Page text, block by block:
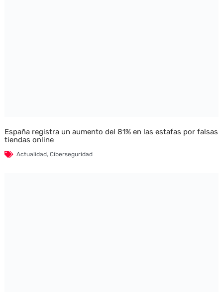
España registra un aumento del 81% en las estafas por falsas
tiendas online
Actualidad, Ciberseguridad